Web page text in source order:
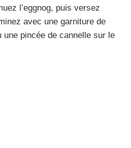
l’eggnog, puis versez
avec une garniture de
une pincée de cannelle sur le